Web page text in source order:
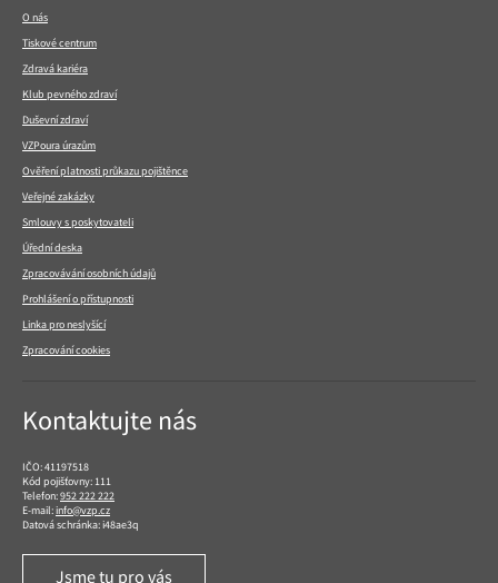
O nás
Tiskové centrum
Zdravá kariéra
Klub pevného zdraví
Duševní zdraví
VZPoura úrazům
Ověření platnosti průkazu pojištěnce
Veřejné zakázky
Smlouvy s poskytovateli
Úřední deska
Zpracovávání osobních údajů
Prohlášení o přístupnosti
Linka pro neslyšící
Zpracování cookies
Kontaktujte nás
IČO: 41197518
Kód pojišťovny: 111
Telefon:952 222 222
E-mail:info@vzp.cz
Datová schránka: i48ae3q
Jsme tu pro vás